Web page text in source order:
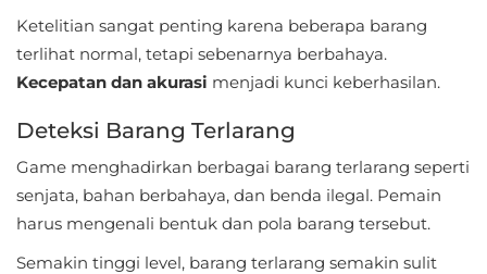
Buku
&
Referensi
Business
Comics
Communication
Ketelitian sangat penting karena beberapa barang
terlihat normal, tetapi sebenarnya berbahaya.
Kecepatan dan akurasi menjadi kunci keberhasilan.
Deteksi Barang Terlarang
Game menghadirkan berbagai barang terlarang seperti
senjata, bahan berbahaya, dan benda ilegal. Pemain
harus mengenali bentuk dan pola barang tersebut.
Semakin tinggi level, barang terlarang semakin sulit